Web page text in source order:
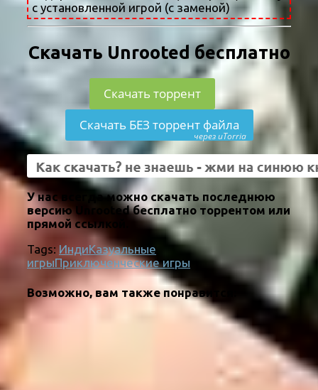
с установленной игрой (с заменой)
Скачать Unrooted бесплатно
Скачать торрент
Скачать БЕЗ торрент файла
через uTorria
У нас всегда можно скачать последнюю
версию Unrooted бесплатно торрентом или
прямой ссылкой.
Tags: ИндиКазуальные
игрыПриключенческие игры
Возможно, вам также понравится: